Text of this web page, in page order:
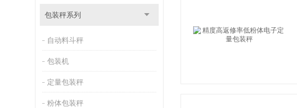
包装秤系列
自动料斗秤
包装机
定量包装秤
粉体包装秤